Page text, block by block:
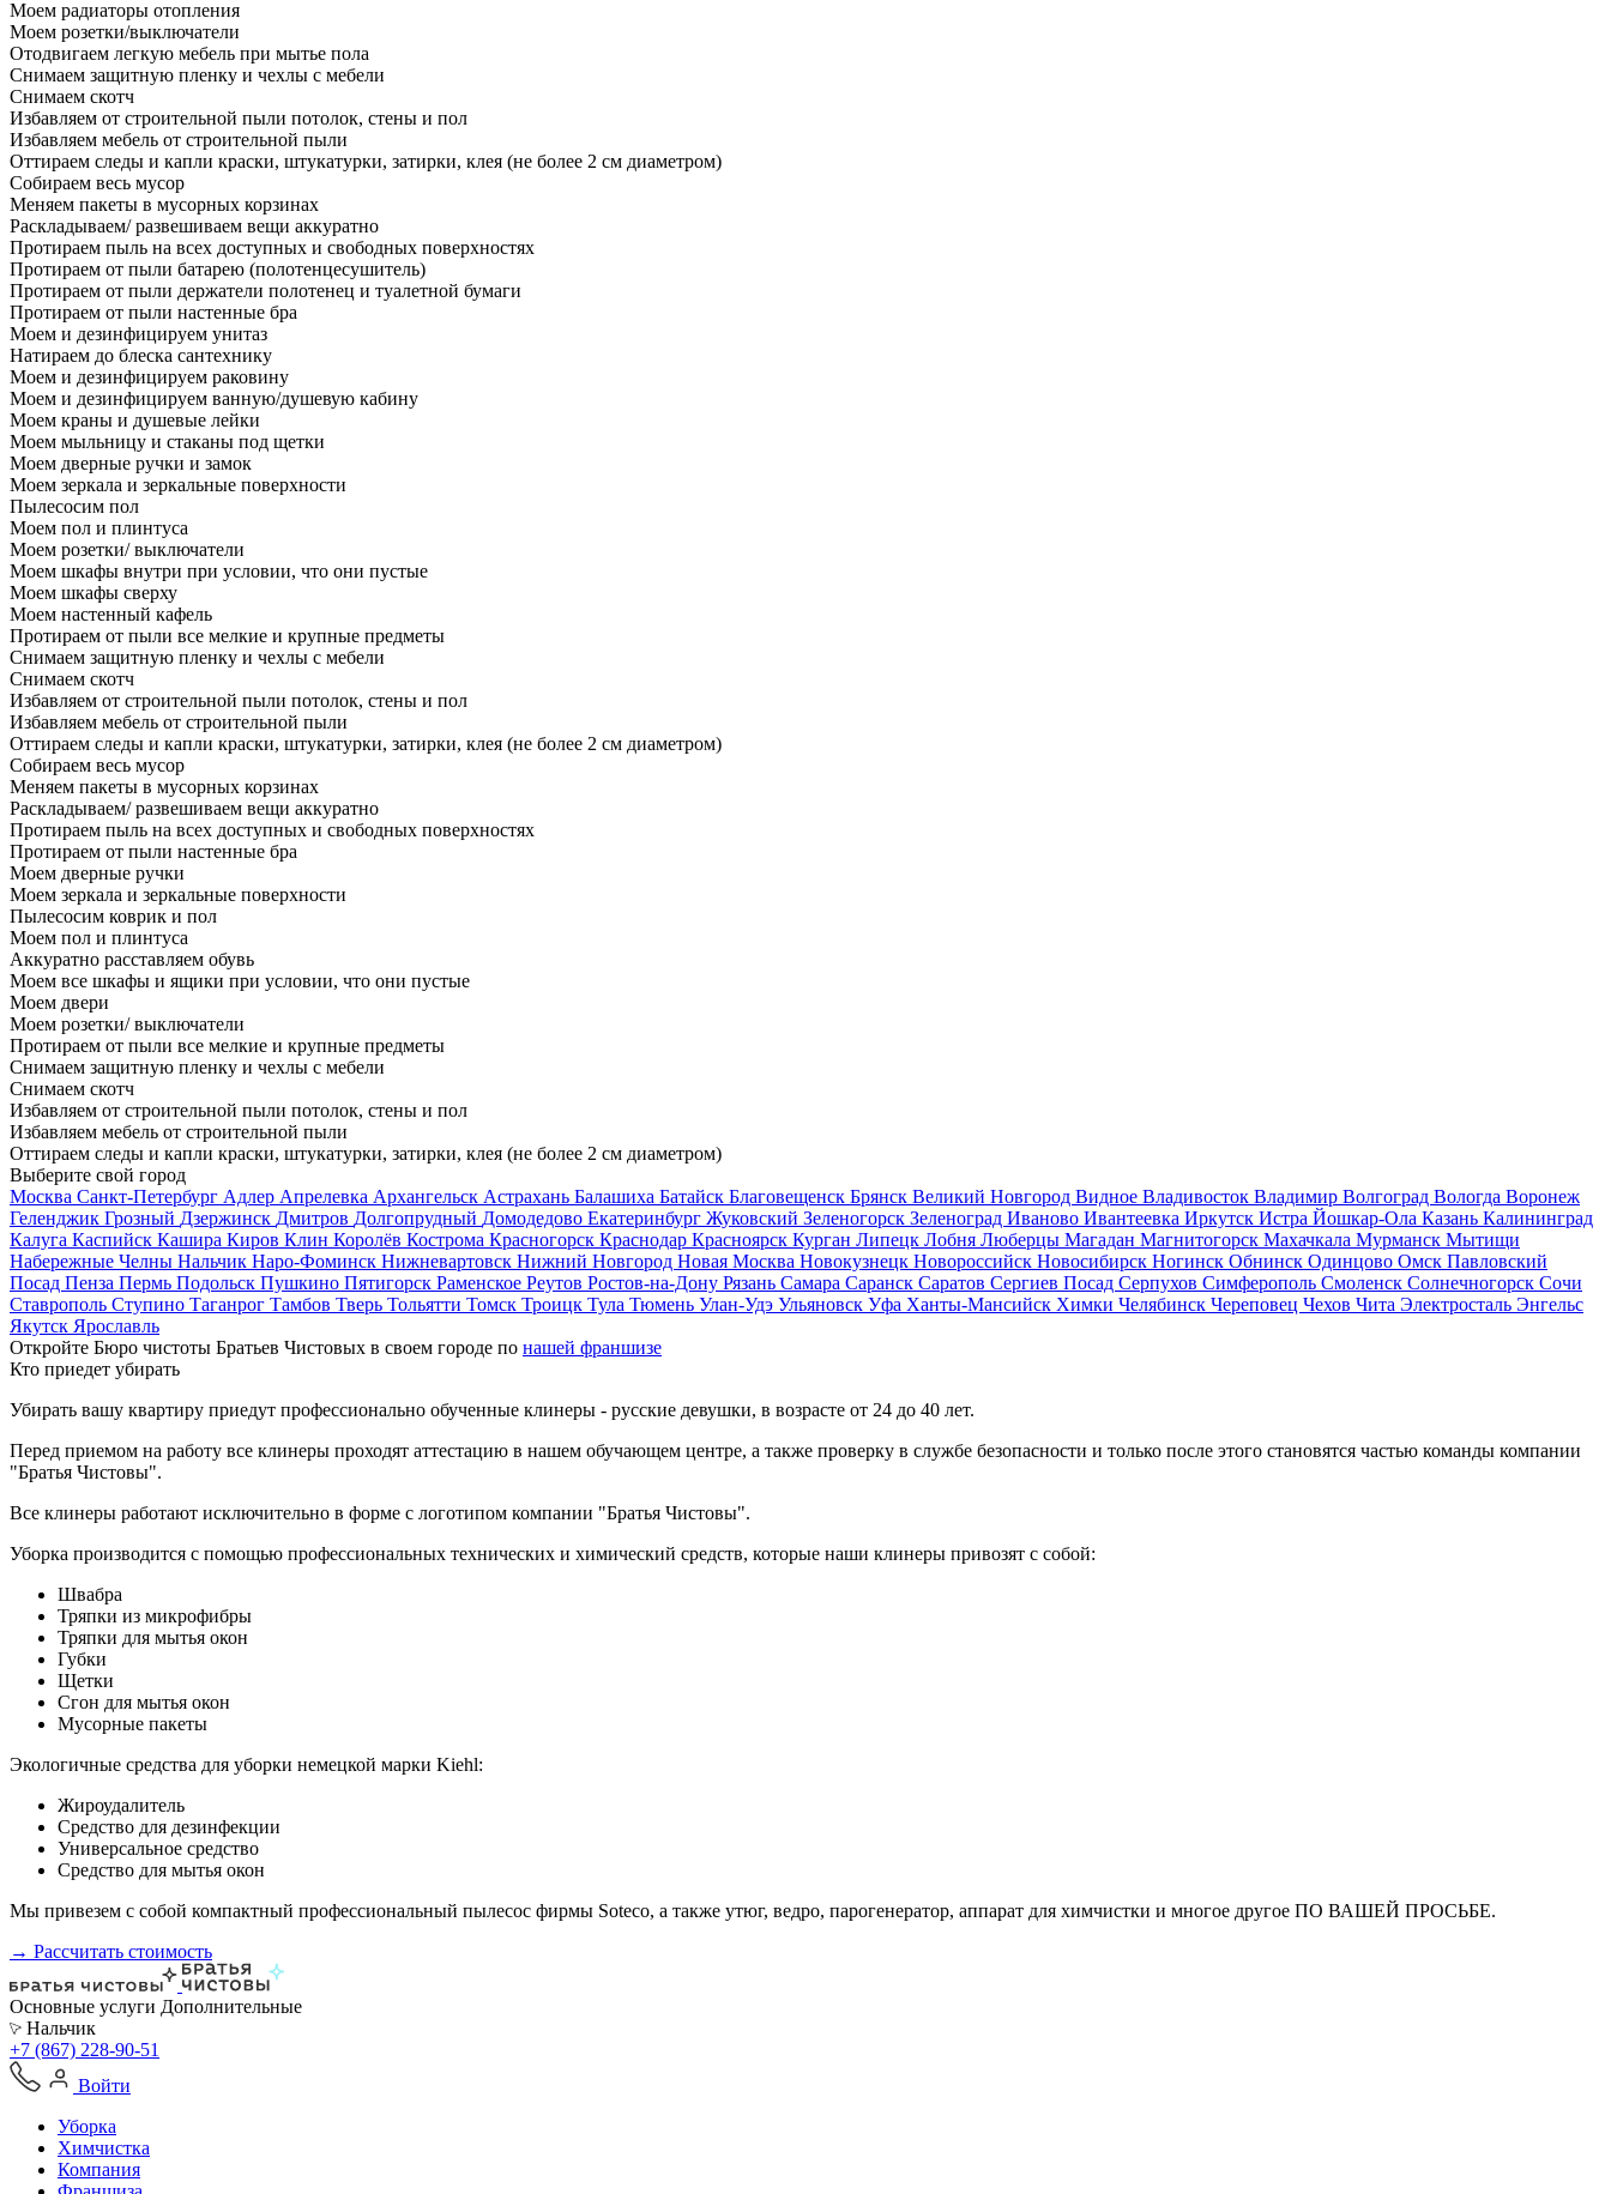
Моем радиаторы отопления
Моем розетки/выключатели
Отодвигаем легкую мебель при мытье пола
Снимаем защитную пленку и чехлы с мебели
Снимаем скотч
Избавляем от строительной пыли потолок, стены и пол
Избавляем мебель от строительной пыли
Оттираем следы и капли краски, штукатурки, затирки, клея (не более 2 см диаметром)
Собираем весь мусор
Меняем пакеты в мусорных корзинах
Раскладываем/ развешиваем вещи аккуратно
Протираем пыль на всех доступных и свободных поверхностях
Протираем от пыли батарею (полотенцесушитель)
Протираем от пыли держатели полотенец и туалетной бумаги
Протираем от пыли настенные бра
Моем и дезинфицируем унитаз
Натираем до блеска сантехнику
Моем и дезинфицируем раковину
Моем и дезинфицируем ванную/душевую кабину
Моем краны и душевые лейки
Моем мыльницу и стаканы под щетки
Моем дверные ручки и замок
Моем зеркала и зеркальные поверхности
Пылесосим пол
Моем пол и плинтуса
Моем розетки/ выключатели
Моем шкафы внутри при условии, что они пустые
Моем шкафы сверху
Моем настенный кафель
Протираем от пыли все мелкие и крупные предметы
Снимаем защитную пленку и чехлы с мебели
Снимаем скотч
Избавляем от строительной пыли потолок, стены и пол
Избавляем мебель от строительной пыли
Оттираем следы и капли краски, штукатурки, затирки, клея (не более 2 см диаметром)
Собираем весь мусор
Меняем пакеты в мусорных корзинах
Раскладываем/ развешиваем вещи аккуратно
Протираем пыль на всех доступных и свободных поверхностях
Протираем от пыли настенные бра
Моем дверные ручки
Моем зеркала и зеркальные поверхности
Пылесосим коврик и пол
Моем пол и плинтуса
Аккуратно расставляем обувь
Моем все шкафы и ящики при условии, что они пустые
Моем двери
Моем розетки/ выключатели
Протираем от пыли все мелкие и крупные предметы
Снимаем защитную пленку и чехлы с мебели
Снимаем скотч
Избавляем от строительной пыли потолок, стены и пол
Избавляем мебель от строительной пыли
Оттираем следы и капли краски, штукатурки, затирки, клея (не более 2 см диаметром)
Выберите свой город
Москва Санкт-Петербург Адлер Апрелевка Архангельск Астрахань Балашиха Батайск Благовещенск Брянск Великий Новгород Видное Владивосток Владимир Волгоград Вологда Воронеж
Геленджик Грозный Дзержинск Дмитров Долгопрудный Домодедово Екатеринбург Жуковский Зеленогорск Зеленоград Иваново Ивантеевка Иркутск Истра Йошкар-Ола Казань Калининград
Калуга Каспийск Кашира Киров Клин Королёв Кострома Красногорск Краснодар Красноярск Курган Липецк Лобня Люберцы Магадан Магнитогорск Махачкала Мурманск Мытищи
Набережные Челны Нальчик Наро-Фоминск Нижневартовск Нижний Новгород Новая Москва Новокузнецк Новороссийск Новосибирск Ногинск Обнинск Одинцово Омск Павловский
Посад Пенза Пермь Подольск Пушкино Пятигорск Раменское Реутов Ростов-на-Дону Рязань Самара Саранск Саратов Сергиев Посад Серпухов Симферополь Смоленск Солнечногорск Сочи
Ставрополь Ступино Таганрог Тамбов Тверь Тольятти Томск Троицк Тула Тюмень Улан-Удэ Ульяновск Уфа Ханты-Мансийск Химки Челябинск Череповец Чехов Чита Электросталь Энгельс
Якутск Ярославль
Откройте Бюро чистоты Братьев Чистовых в своем городе по нашей франшизе
Кто приедет убирать
Убирать вашу квартиру приедут профессионально обученные клинеры - русские девушки, в возрасте от 24 до 40 лет.
Перед приемом на работу все клинеры проходят аттестацию в нашем обучающем центре, а также проверку в службе безопасности и только после этого становятся частью команды компании
"Братья Чистовы".
Все клинеры работают исключительно в форме с логотипом компании "Братья Чистовы".
Уборка производится с помощью профессиональных технических и химический средств, которые наши клинеры привозят с собой:
Швабра
Тряпки из микрофибры
Тряпки для мытья окон
Губки
Щетки
Сгон для мытья окон
Мусорные пакеты
Экологичные средства для уборки немецкой марки Kiehl:
Жироудалитель
Средство для дезинфекции
Универсальное средство
Средство для мытья окон
Мы привезем с собой компактный профессиональный пылесос фирмы Soteco, а также утюг, ведро, парогенератор, аппарат для химчистки и многое другое ПО ВАШЕЙ ПРОСЬБЕ.
→ Рассчитать стоимость
Основные услуги Дополнительные
Нальчик
+7 (867) 228-90-51
Войти
Уборка
Химчистка
Компания